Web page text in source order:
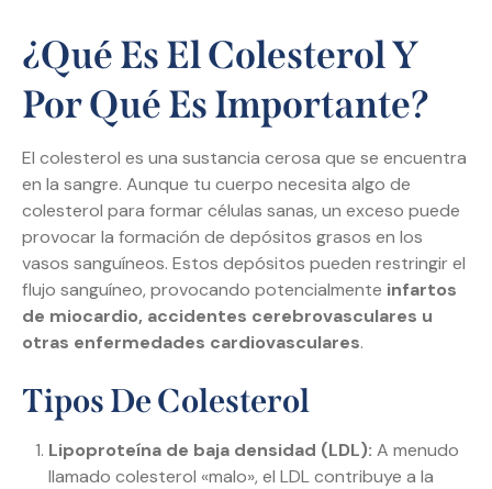
¿Qué Es El Colesterol Y
Por Qué Es Importante?
El colesterol es una sustancia cerosa que se encuentra
en la sangre. Aunque tu cuerpo necesita algo de
colesterol para formar células sanas, un exceso puede
provocar la formación de depósitos grasos en los
vasos sanguíneos. Estos depósitos pueden restringir el
flujo sanguíneo, provocando potencialmente infartos
de miocardio, accidentes cerebrovasculares u
otras enfermedades cardiovasculares.
Tipos De Colesterol
Lipoproteína de baja densidad (LDL): A menudo
llamado colesterol «malo», el LDL contribuye a la